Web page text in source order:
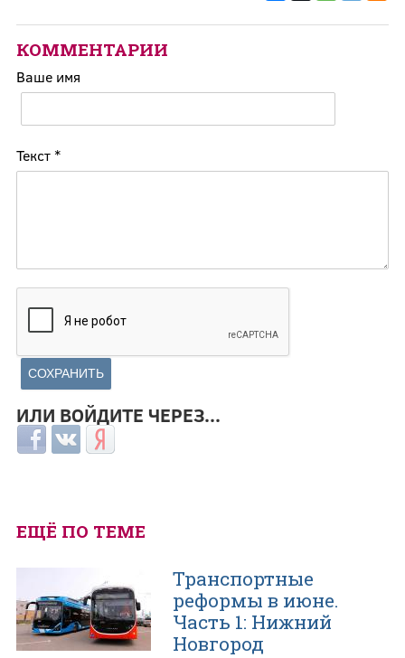
КОММЕНТАРИИ
Ваше имя
Текст *
ИЛИ ВОЙДИТЕ ЧЕРЕЗ...
Login with Facebook
Login with ВКонтакте
Login with Яндекс
ЕЩЁ ПО ТЕМЕ
Транспортные
реформы в июне.
Часть 1: Нижний
Новгород